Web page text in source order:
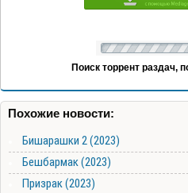
Поиск торрент раздач,
Похожие новости:
Бишарашки 2 (2023)
Бешбармак (2023)
Призрак (2023)